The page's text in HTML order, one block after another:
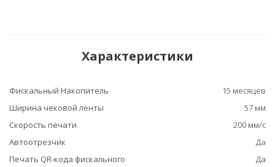
Характеристики
Фискальный Накопитель
15 месяцев
Ширина чековой ленты
57 мм
Скорость печати
200 мм/с
Автоотрезчик
Да
Печать QR-кода фискального
Да